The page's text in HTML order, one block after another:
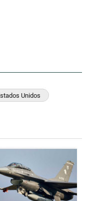
Unidos
Jorge Messi, el